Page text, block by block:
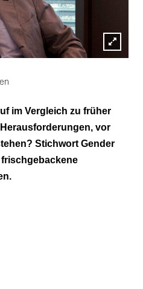
Lightbox
im Vergleich zu früher
vor
Stichwort Gender